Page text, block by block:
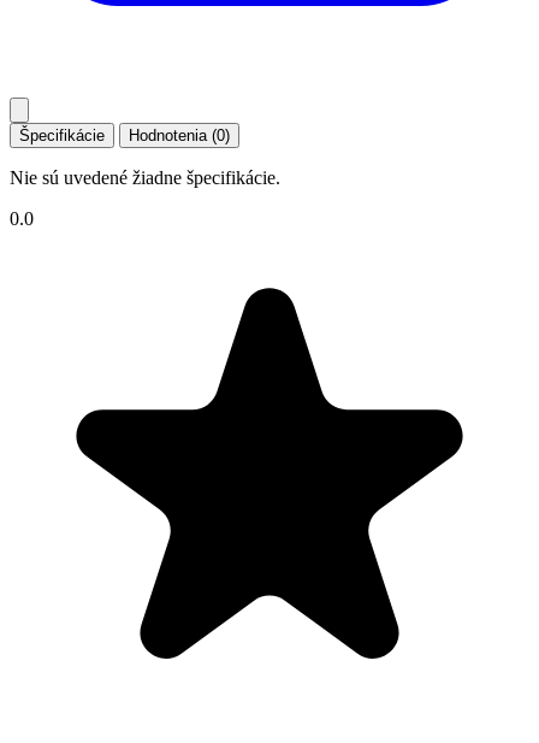
Špecifikácie Hodnotenia (0)
Nie sú uvedené žiadne špecifikácie.
0.0